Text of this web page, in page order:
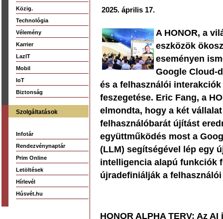
Közig.
Technológia
Vélemény
Karrier
LazIT
Mobil
IoT
Biztonság
Szolgáltatások
Infotár
Rendezvénynaptár
Prim Online
Letöltések
Hírlevél
Húsvét.hu
2025. április 17.
A HONOR, a
eszközök
eseményen
Google Cloud-
és a felhasználói
feszegetése. Eric Fang, a
elmondta, hogy a két
felhasználóbarát újítást
együttműködés most a
(LLM) segítségével lép egy
intelligencia alapú funkciók
újradefiniálják a
HONOR ALPHA TERV: Az